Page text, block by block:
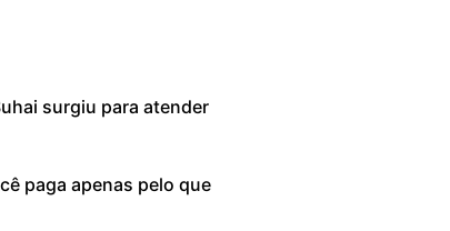
surgiu para atender
paga apenas pelo que